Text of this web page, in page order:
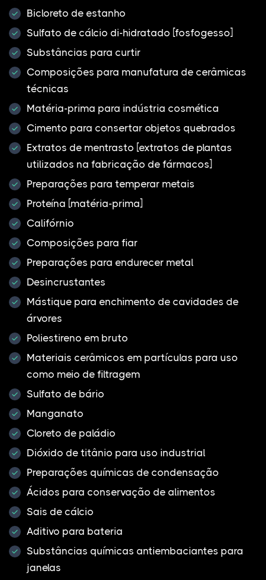
Bicloreto de estanho
Sulfato de cálcio di-hidratado [fosfogesso]
Substâncias para curtir
Composições para manufatura de cerâmicas
técnicas
Matéria-prima para indústria cosmética
Cimento para consertar objetos quebrados
Extratos de mentrasto [extratos de plantas
utilizados na fabricação de fármacos]
Preparações para temperar metais
Proteína [matéria-prima]
Califórnio
Composições para fiar
Preparações para endurecer metal
Desincrustantes
Mástique para enchimento de cavidades de
árvores
Poliestireno em bruto
Materiais cerâmicos em partículas para uso
como meio de filtragem
Sulfato de bário
Manganato
Cloreto de paládio
Dióxido de titânio para uso industrial
Preparações químicas de condensação
Ácidos para conservação de alimentos
Sais de cálcio
Aditivo para bateria
Substâncias químicas antiembaciantes para
janelas